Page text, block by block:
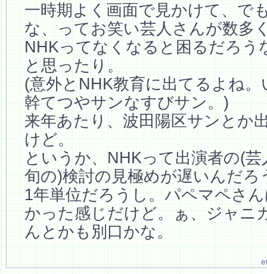
一時期よく画面で見かけて、で
な、ってお笑い芸人さんが数多
NHKってなくなると困るだろう
と思ったり。
(意外とNHK教育に出てるよね
幹てつやサンなすびサン。)
来年あたり、波田陽区サンとか
けど。
というか、NHKって出演者の(
旬の)検討の見極めが遅いんだろ
1年単位だろうし。パペマペさ
かった感じだけど。ぁ、ジャニ
んとかも別口かな。